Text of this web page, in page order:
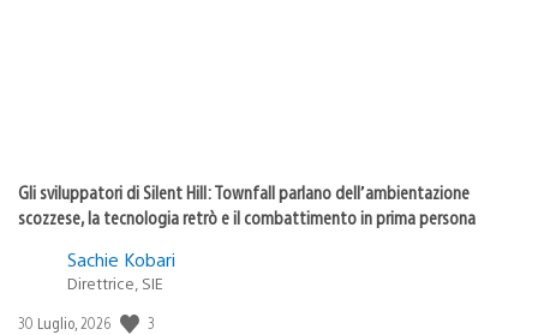
Gli sviluppatori di Silent Hill: Townfall parlano dell’ambientazione
scozzese, la tecnologia retrò e il combattimento in prima persona
Sachie Kobari
Direttrice, SIE
Data
30 Luglio, 2026 3